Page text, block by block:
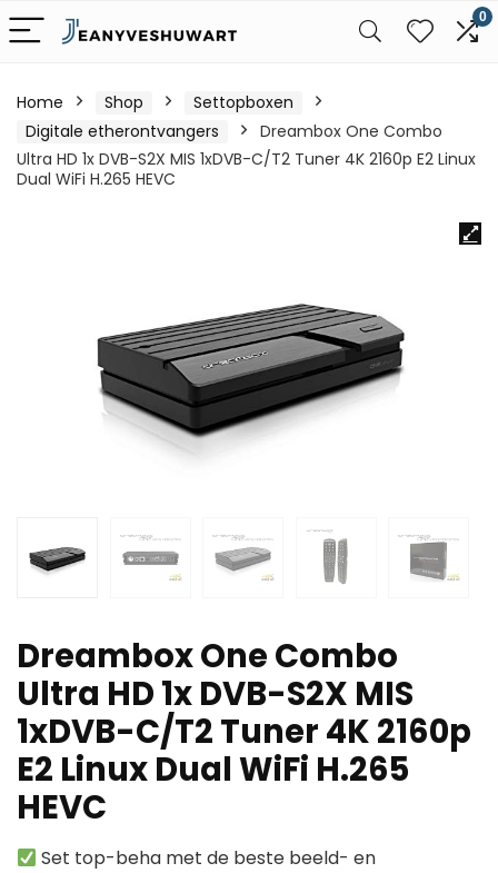
0
Home Shop
Settopboxen
Digitale etherontvangers
Dreambox One Combo
Ultra HD 1x DVB-S2X MIS 1xDVB-C/T2 Tuner 4K 2160p E2 Linux
Dual WiFi H.265 HEVC
Dreambox One Combo
Ultra HD 1x DVB-S2X MIS
1xDVB-C/T2 Tuner 4K 2160p
E2 Linux Dual WiFi H.265
HEVC
Set top-beha met de beste beeld- en